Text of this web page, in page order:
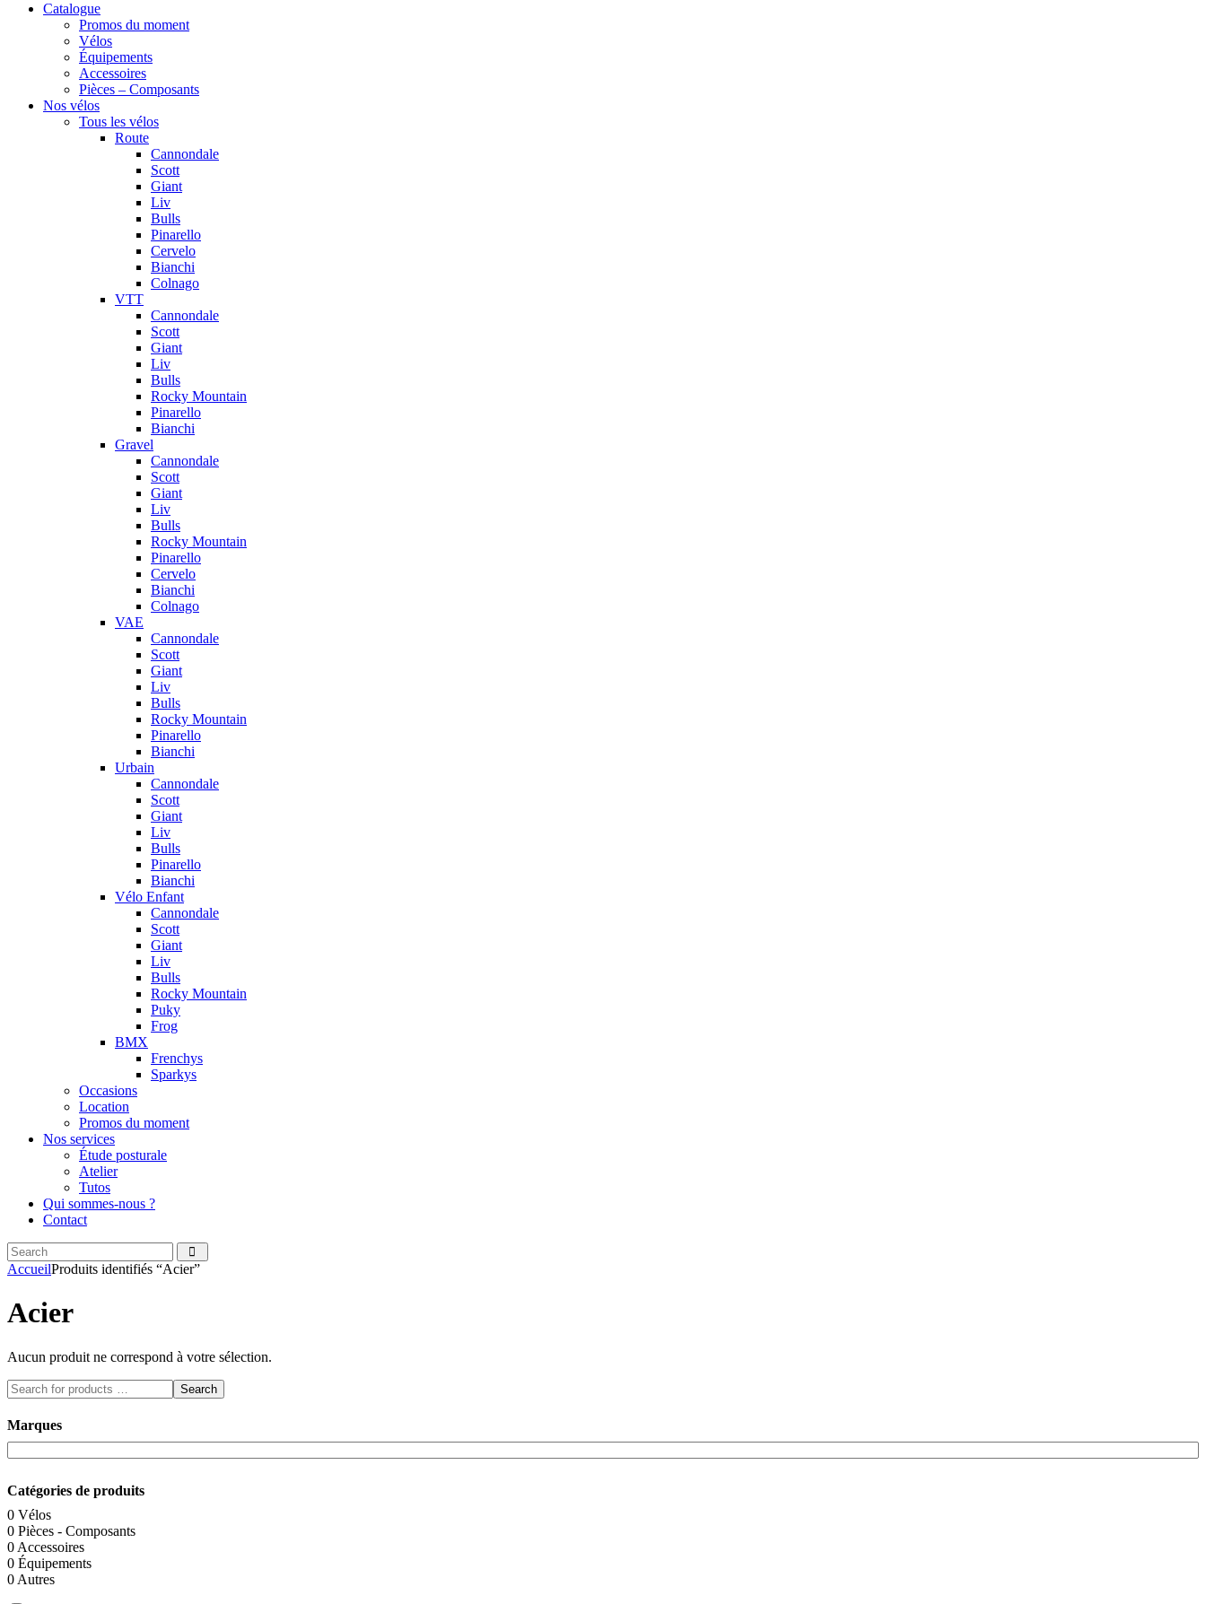
Catalogue
Promos du moment
Vélos
Équipements
Accessoires
Pièces – Composants
Nos vélos
Tous les vélos
Route
Cannondale
Scott
Giant
Liv
Bulls
Pinarello
Cervelo
Bianchi
Colnago
VTT
Cannondale
Scott
Giant
Liv
Bulls
Rocky Mountain
Pinarello
Bianchi
Gravel
Cannondale
Scott
Giant
Liv
Bulls
Rocky Mountain
Pinarello
Cervelo
Bianchi
Colnago
VAE
Cannondale
Scott
Giant
Liv
Bulls
Rocky Mountain
Pinarello
Bianchi
Urbain
Cannondale
Scott
Giant
Liv
Bulls
Pinarello
Bianchi
Vélo Enfant
Cannondale
Scott
Giant
Liv
Bulls
Rocky Mountain
Puky
Frog
BMX
Frenchys
Sparkys
Occasions
Location
Promos du moment
Nos services
Étude posturale
Atelier
Tutos
Qui sommes-nous ?
Contact
Search
facebook
instagramm
AccueilProduits identifiés “Acier”
Acier
Aucun produit ne correspond à votre sélection.
Search
Marques
Catégories de produits
0 Vélos
0 Pièces - Composants
0Accessoires
0 Équipements
0Autres